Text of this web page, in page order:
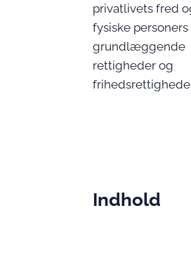
privatlivets fred
fysiske personers
grundlæggende
rettigheder og
Indhold